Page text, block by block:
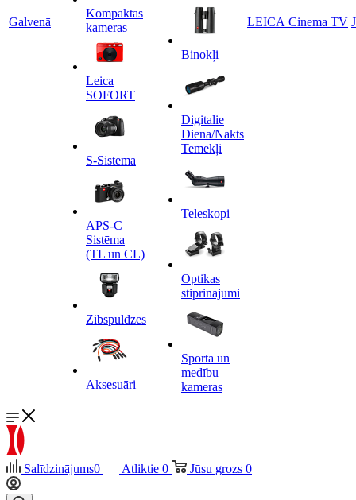
Galvenā
Kompaktās
kameras
Leica
SOFORT
S-Sistēma
APS-C
Sistēma
(TL un CL)
Zibspuldzes
Aksesuāri
Binokļi
Digitalie
Diena/Nakts
Temekļi
Teleskopi
Optikas
stiprinajumi
Sporta un
medību
kameras
LEICA Cinema TV
Salīdzinājums0 Atliktie 0 Jūsu grozs 0